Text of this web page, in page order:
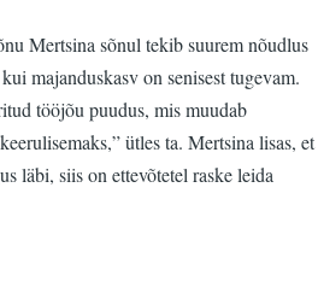
Mertsina sõnul tekib suurem nõudlus
majanduskasv on senisest tugevam.
tööjõu puudus, mis muudab
ütles ta. Mertsina lisas, et
läbi, siis on ettevõtetel raske leida